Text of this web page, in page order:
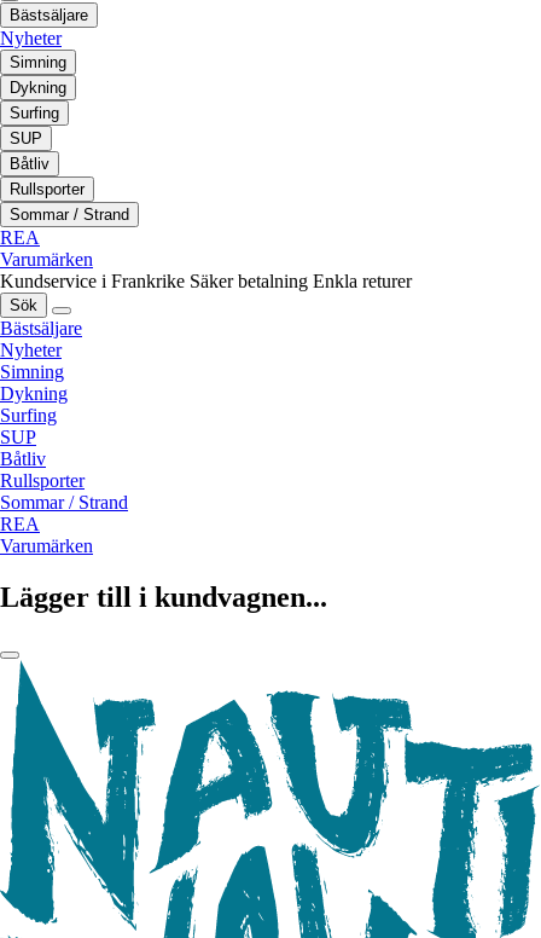
Bästsäljare
Nyheter
Simning
Dykning
Surfing
SUP
Båtliv
Rullsporter
Sommar / Strand
REA
Varumärken
Kundservice i Frankrike Säker betalning Enkla returer
Sök
Bästsäljare
Nyheter
Simning
Dykning
Surfing
SUP
Båtliv
Rullsporter
Sommar / Strand
REA
Varumärken
Lägger till i kundvagnen...